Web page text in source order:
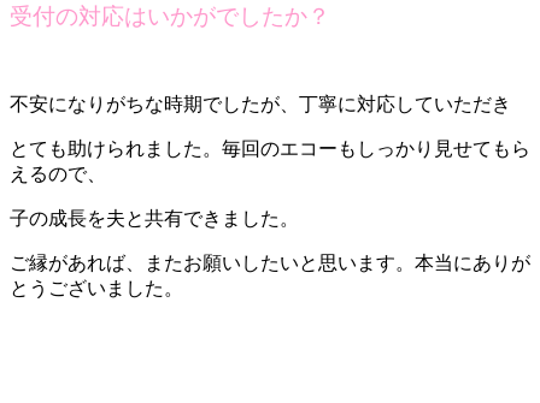
受付の対応はいかがでしたか？
不安になりがちな時期でしたが、丁寧に対応していただき
とても助けられました。毎回のエコーもしっかり見せてもら
えるので、
子の成長を夫と共有できました。
ご縁があれば、またお願いしたいと思います。本当にありが
とうございました。